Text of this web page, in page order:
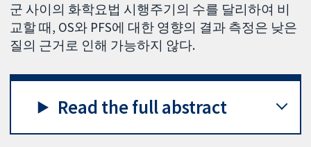
군 사이의 화학요법 시행주기의 수를 달리하여 비
교할 때, OS와 PFS에 대한 영향의 결과 측정은 낮은
질의 근거로 인해 가능하지 않다.
Read the full abstract